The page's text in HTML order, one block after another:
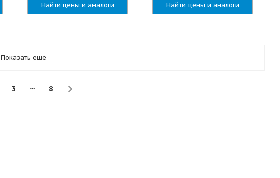
Найти цены и аналоги Найти цены и аналоги
Показать еще
3 8